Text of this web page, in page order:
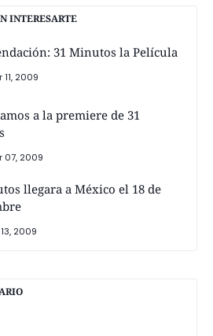
INTERESARTE
31 Minutos la Película
2009
a la premiere de 31
07, 2009
llegara a México el 18 de
2009